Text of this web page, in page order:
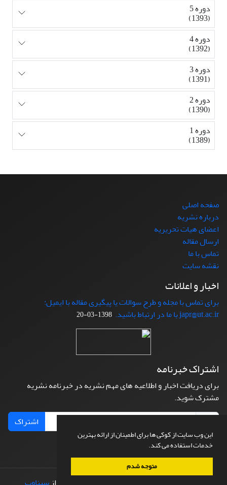
این وب سایت از کوکی ها برای اطمینان از ارائه بهترین
خدمات استفاده می کند.
متوجه شدم
دوره 5
(1393)
دوره 4
(1392)
دوره 3
(1391)
دوره 2
(1390)
دوره 1
(1389)
صفحه اصلی
درباره نشریه
اعضای هیات تحریریه
ارسال مقاله
تماس با ما
نقشه سایت
اخبار و اعلانات
برای تماس با مجله و طرح سوالات یا پیگیری مقاله با ایمیل:
japr@ut.ac.ir با ما در ارتباط باشید.
1398-03-20
اشتراک خبرنامه
برای دریافت اخبار و اطلاعیه های مهم نشریه در خبرنامه نشریه
مشترک شوید.
اشتراک